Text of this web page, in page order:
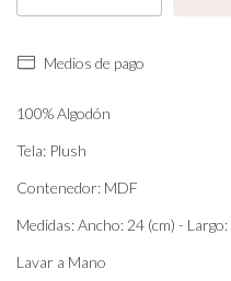
Medios de pago
100% Algodón
Tela: Plush
Contenedor: MDF
Medidas: Ancho: 24 (cm) -
Lavar a Mano